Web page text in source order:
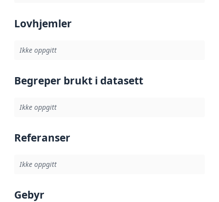
Lovhjemler
Ikke oppgitt
Begreper brukt i datasett
Ikke oppgitt
Referanser
Ikke oppgitt
Gebyr